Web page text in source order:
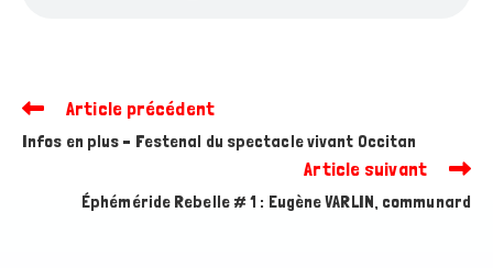
Read
articles
Article précédent
Infos en plus – Festenal du spectacle vivant Occitan
Article suivant
Éphéméride Rebelle # 1 : Eugène VARLIN, communard